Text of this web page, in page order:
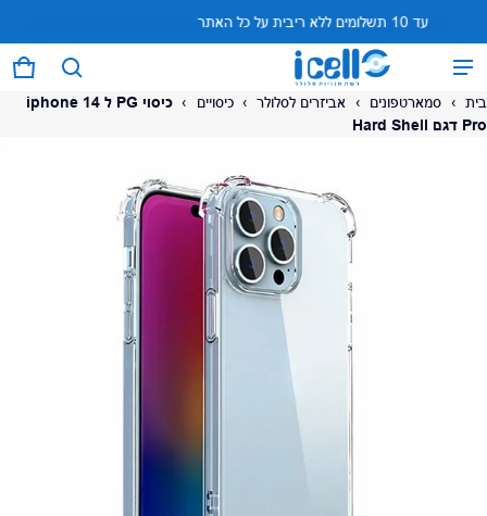
עד 10 תשלומים ללא ריבית על כל האתר
0 פריטים
המוצר נוסף לעגלה
לתשלום
בית › סמארטפונים › אביזרים לסלולר › כיסויים ›
כיסוי PG ל iphone 14
Pro דגם Hard Shell
על המוצר